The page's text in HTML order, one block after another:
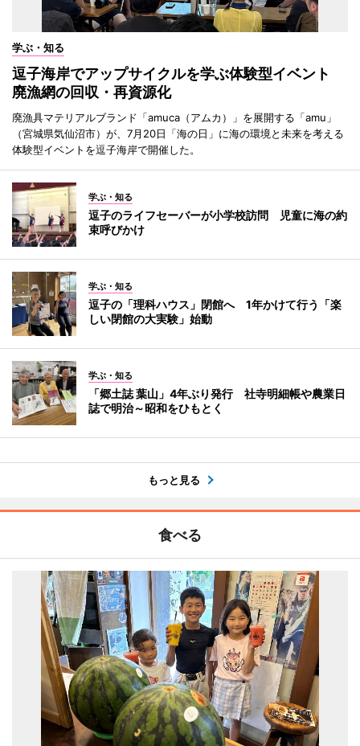
学ぶ・知る
逗子海岸でアップサイクルを学ぶ体験型イベント
廃漁網の回収・再資源化
廃漁具マテリアルブランド「amuca（アムカ）」を展開する「amu」
（宮城県気仙沼市）が、7月20日「海の日」に海の環境と未来を考える
体験型イベントを逗子海岸で開催した。
学ぶ・知る
逗子のライフセーバーが小学校訪問 児童に海の約
束呼びかけ
学ぶ・知る
逗子の「理科ハウス」閉館へ 1年かけて行う「楽
しい閉館の大実験」始動
学ぶ・知る
「郷土誌 葉山」4年ぶり発行 社寺明細帳や農業日
誌で明治～昭和をひもとく
もっと見る
食べる